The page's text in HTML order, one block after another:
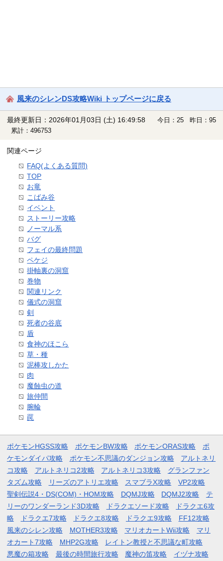
風来のシレンDS攻略Wiki トップページに戻る
最終更新日：2026年01月03日 (土) 16:49:58
今日：25 昨日：95
累計：496753
関連ページ
FAQ(よくある質問)
TOP
お竜
こばみ谷
イベント
ストーリー攻略
ノーマル系
バグ
フェイの最終問題
ペケジ
掛軸裏の洞窟
巻物
関連リンク
儀式の洞窟
剣
死者の谷底
盾
食神のほこら
草・種
泥棒攻しかた
肉
魔蝕虫の道
旅仲間
腕輪
罠
ポケモンHGSS攻略 ポケモンBW攻略 ポケモンORAS攻略
ポ
ケモンダイパ攻略
ポケモン不思議のダンジョン攻略
アルトネリ
コ攻略
アルトネリコ2攻略 アルトネリコ3攻略
グランファン
タズム攻略
リーズのアトリエ攻略 スマブラX攻略
VP2攻略
聖剣伝説4・DS(COM)・HOM攻略
DQMJ攻略 DQMJ2攻略
テ
リーのワンダーランド3D攻略
ドラクエソード攻略
ドラクエ6攻
略
ドラクエ7攻略 ドラクエ8攻略 ドラクエ9攻略
FF12攻略
風来のシレン攻略
MOTHER3攻略 マリオカートWii攻略
マリ
オカート7攻略
MHP2G攻略
レイトン教授と不思議な町攻略
悪魔の箱攻略
最後の時間旅行攻略 魔神の笛攻略 イヅナ攻略